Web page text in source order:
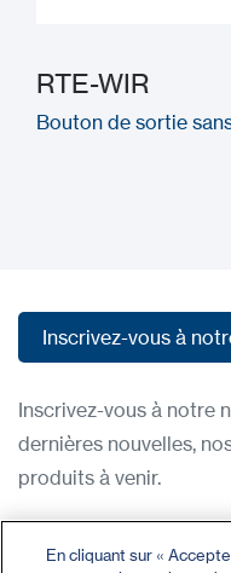
RTE-WIR
Bouton de sortie
Inscrivez-vous à
Inscrivez-vous à notre
dernières nouvelles,
produits à venir.
Condititions
En cliquant sur «